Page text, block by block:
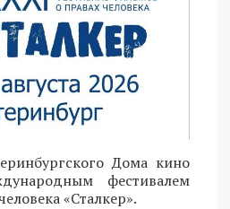
Дома кино
фестивалем
«Сталкер».